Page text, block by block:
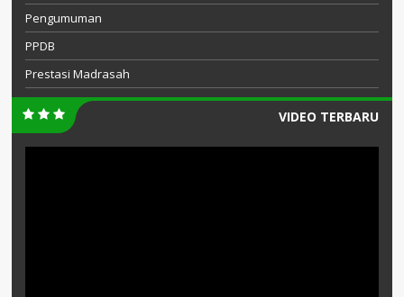
Pengumuman
PPDB
Prestasi Madrasah
VIDEO TERBARU